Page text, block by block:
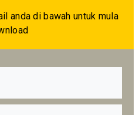
anda di bawah untuk mula